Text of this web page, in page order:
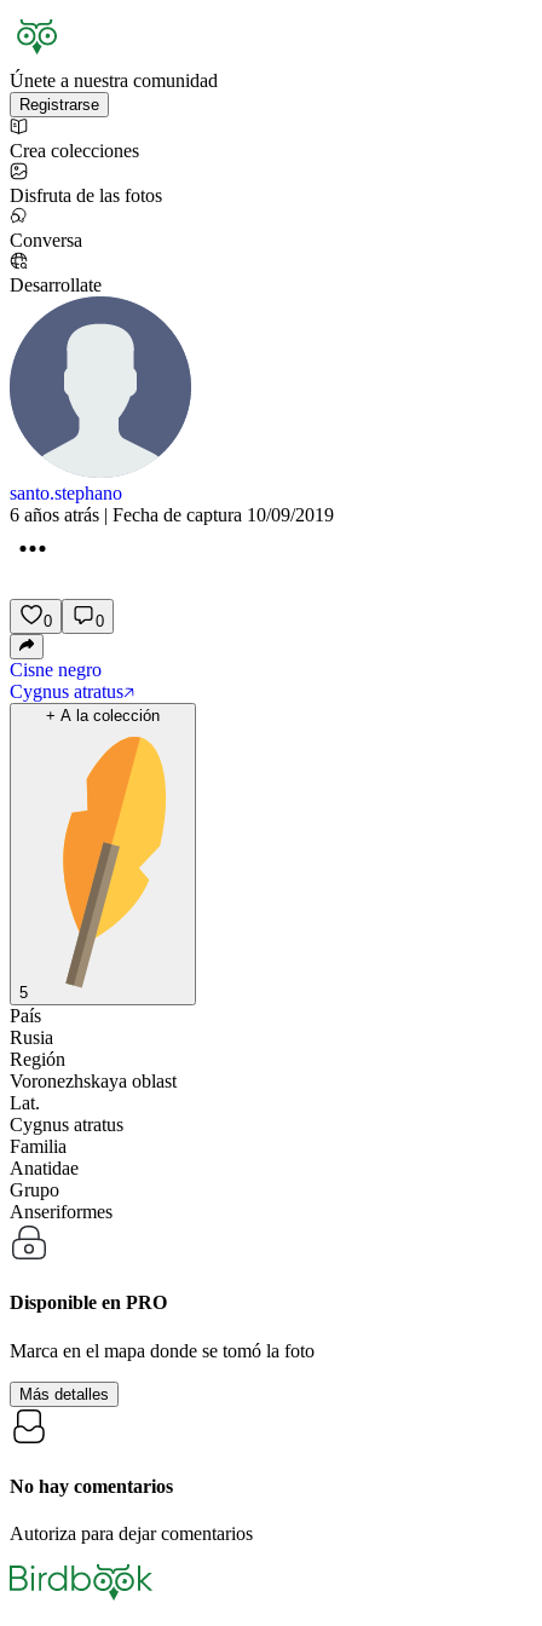
Únete a nuestra comunidad
Registrarse
Crea colecciones
Disfruta de las fotos
Conversa
Desarrollate
santo.stephano
6 años atrás | Fecha de captura 10/09/2019
0 0
Cisne negro
Cygnus atratus
+ A la colección
5
País
Rusia
Región
Voronezhskaya oblast
Lat.
Cygnus atratus
Familia
Anatidae
Grupo
Anseriformes
Disponible en PRO
Marca en el mapa donde se tomó la foto
Más detalles
No hay comentarios
Autoriza para dejar comentarios